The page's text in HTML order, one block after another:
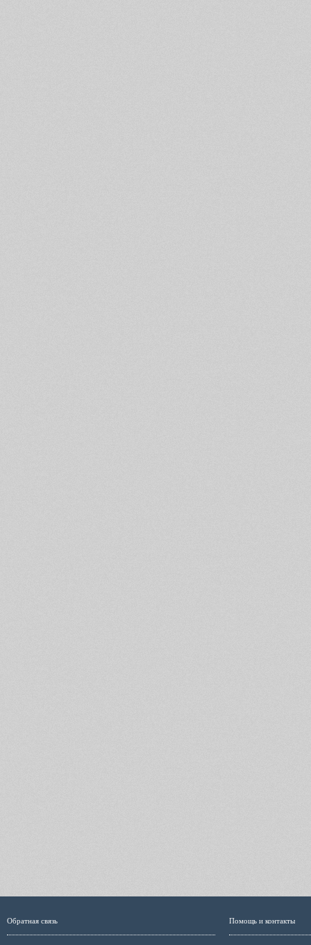
Обратная связь Помощь и контакты